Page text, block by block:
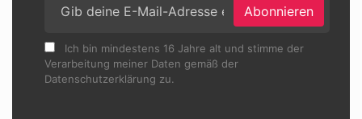
Abonnieren
Ich bin mindestens 16 Jahre alt und stimme der
Verarbeitung meiner Daten gemäß der
Datenschutzerklärung zu.